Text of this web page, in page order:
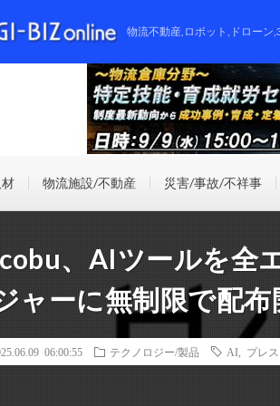
物流不動産,ロボット,ドローン
物流施設/不動産 災害/事故/不祥事
、AIツールを全
ャーに無制限で配布
06:00:55 テクノロジー/製品 AI プレ